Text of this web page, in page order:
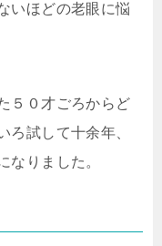
いほどの老眼に悩
５０才ごろからど
ろ試して十余年、
なりました。